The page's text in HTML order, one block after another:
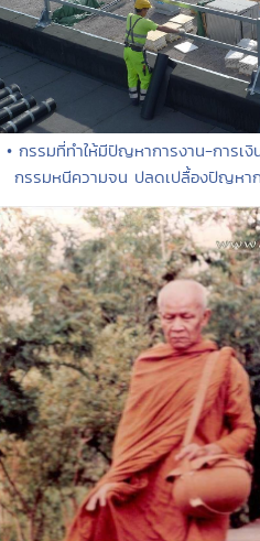
• กรรมที่ทำให้มีปัญหาการงาน-การเ
กรรมหนีความจน ปลดเปลื้องปัญหาก